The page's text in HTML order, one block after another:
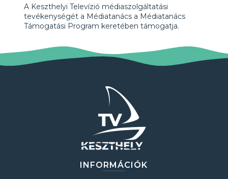
A Keszthelyi Televízió médiaszolgáltatási
tevékenységét a Médiatanács a Médiatanács
Támogatási Program keretében támogatja.
INFORMÁCIÓK